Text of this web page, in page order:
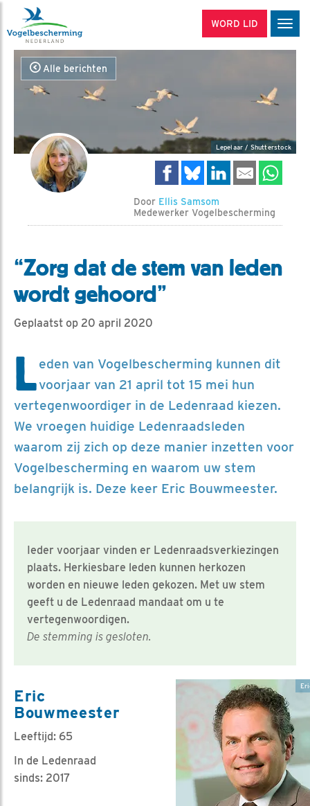
WORD LID
Alle berichten
Lepelaar / Shutterstock
Door Ellis Samsom
Medewerker Vogelbescherming
“Zorg dat de stem van leden
wordt gehoord”
Geplaatst op 20 april 2020
Leden van Vogelbescherming kunnen dit
voorjaar van 21 april tot 15 mei hun
vertegenwoordiger in de Ledenraad kiezen.
We vroegen huidige Ledenraadsleden
waarom zij zich op deze manier inzetten voor
Vogelbescherming en waarom uw stem
belangrijk is. Deze keer Eric Bouwmeester.
Ieder voorjaar vinden er Ledenraadsverkiezingen
plaats. Herkiesbare leden kunnen herkozen
worden en nieuwe leden gekozen. Met uw stem
geeft u de Ledenraad mandaat om u te
vertegenwoordigen.
De stemming is gesloten.
Eric
Bouwmeester
Leeftijd: 65
In de Ledenraad
sinds: 2017